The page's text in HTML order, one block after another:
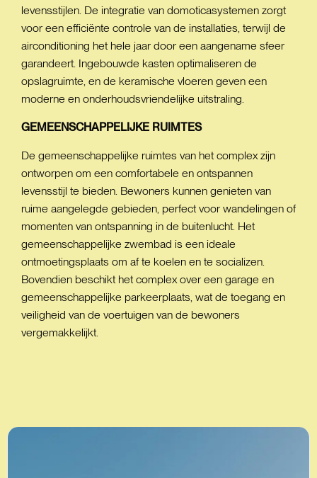
levensstijlen. De integratie van domoticasystemen zorgt
voor een efficiënte controle van de installaties, terwijl de
airconditioning het hele jaar door een aangename sfeer
garandeert. Ingebouwde kasten optimaliseren de
opslagruimte, en de keramische vloeren geven een
moderne en onderhoudsvriendelijke uitstraling.
GEMEENSCHAPPELIJKE RUIMTES
De gemeenschappelijke ruimtes van het complex zijn
ontworpen om een comfortabele en ontspannen
levensstijl te bieden. Bewoners kunnen genieten van
ruime aangelegde gebieden, perfect voor wandelingen of
momenten van ontspanning in de buitenlucht. Het
gemeenschappelijke zwembad is een ideale
ontmoetingsplaats om af te koelen en te socializen.
Bovendien beschikt het complex over een garage en
gemeenschappelijke parkeerplaats, wat de toegang en
veiligheid van de voertuigen van de bewoners
vergemakkelijkt.